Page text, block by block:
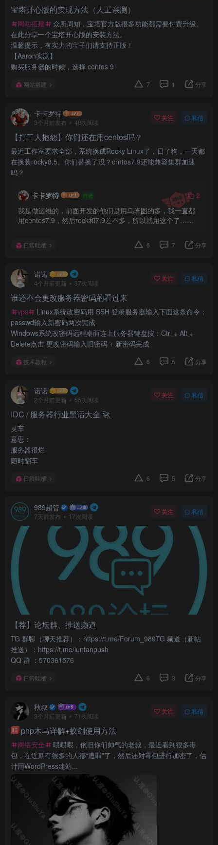
宝塔开心版的实现方法（人工亲测）
网站搭建
众所周知，宝塔官方版很多功能都需要付费升级。
在此分享一个宝塔开心版的安装方法。
温馨提示，有实力的宝子们请支持正版！
【Aaron实测】
购买服务器的时候，选择 centos 9
网站搭建 7 1 分享
卡卡罗特
3个月前发布 48次阅读
关注 私信
【打工人抱怨】你们还在用centos吗？
最近工作室要求全部，系统换成Rocky Linux了，日了狗，一天都
在换装rocky8.5。你们替换了没？crntos7.9还能兼容集群加速
吗？
卡卡罗特 作者
2
我是做运维的，前面开发的他们是用乌班图的多，我一直都
用centos7.9，然后rock和7.9差不多，所以就用这个了……
日常吐槽 6 7 分享
诺诺
4个月前更新 37次阅读
关注 私信
谁还不会更改服务器密码的看过来
vps
Linux系统改密码用 SSH 登录服务器输入下面这条命令：
passwd输入新密码两次完成
Windows系统改密码远程桌面连上服务器键盘按：Ctrl + Alt +
Delete点击 更改密码输入旧密码 + 新密码完成
技术教程 6 5 分享
诺诺
2个月前更新 55次阅读
关注 私信
IDC / 服务器行业黑话大全 🚀
灵车
意思：
服务器很烂
随时翻车
日常吐槽 6 5 分享
989超管
7天前发布 17次阅读
关注 私信
【荐】论坛群、推送频道
TG 群聊（聊天推荐）：https://t.me/Forum_989TG 频道（新帖
推送）：https://t.me/luntanpush
QQ 群 ：570361576
日常吐槽 6 3 分享
秋叔
3个月前更新 71次阅读
关注 私信
精 php木马详解+蚁剑使用方法
网络安全
喂喂喂，依旧你们帅气的老叔，最近看到很多毒
包，在近期有很多的人都“遭罪”了，然后还对毒包进行加密了，估
计用WordPress建站...